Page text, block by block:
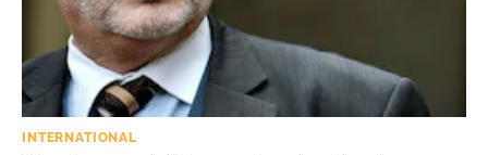
INTERNATIONAL